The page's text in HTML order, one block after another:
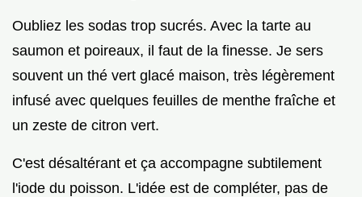
Oubliez les sodas trop sucrés. Avec la tarte au
saumon et poireaux, il faut de la finesse. Je sers
souvent un thé vert glacé maison, très légèrement
infusé avec quelques feuilles de menthe fraîche et
un zeste de citron vert.
C'est désaltérant et ça accompagne subtilement
l'iode du poisson. L'idée est de compléter, pas de